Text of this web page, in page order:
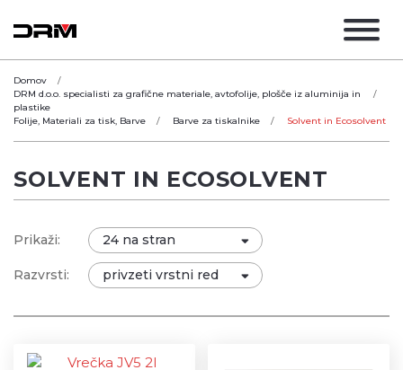
Domov
DRM d.o.o. specialisti za grafične materiale, avtofolije, plošče iz aluminija in
plastike
Folije, Materiali za tisk, Barve
Barve za tiskalnike Solvent in Ecosolvent
SOLVENT IN ECOSOLVENT
Prikaži:
Razvrsti: